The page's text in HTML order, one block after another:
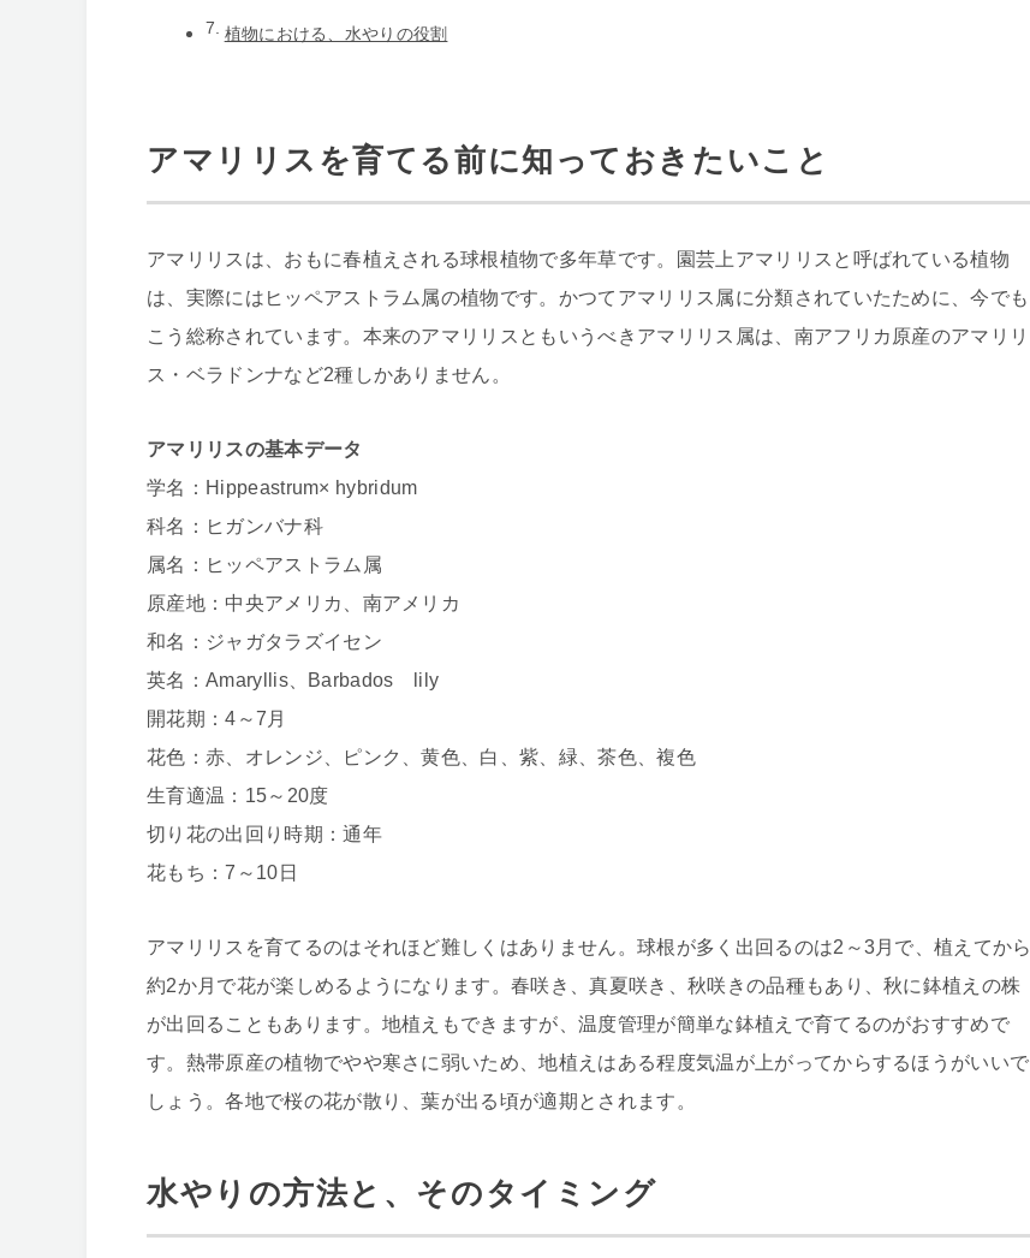
植物における、水やりの役割
アマリリスを育てる前に知っておきたいこと
アマリリスは、おもに春植えされる球根植物で多年草です。園芸上アマリリスと呼ばれている植物
は、実際にはヒッペアストラム属の植物です。かつてアマリリス属に分類されていたために、今でも
こう総称されています。本来のアマリリスともいうべきアマリリス属は、南アフリカ原産のアマリリ
ス・ベラドンナなど2種しかありません。
アマリリスの基本データ
学名：Hippeastrum× hybridum
科名：ヒガンバナ科
属名：ヒッペアストラム属
原産地：中央アメリカ、南アメリカ
和名：ジャガタラズイセン
英名：Amaryllis、Barbados lily
開花期：4～7月
花色：赤、オレンジ、ピンク、黄色、白、紫、緑、茶色、複色
生育適温：15～20度
切り花の出回り時期：通年
花もち：7～10日
アマリリスを育てるのはそれほど難しくはありません。球根が多く出回るのは2～3月で、植えてから
約2か月で花が楽しめるようになります。春咲き、真夏咲き、秋咲きの品種もあり、秋に鉢植えの株
が出回ることもあります。地植えもできますが、温度管理が簡単な鉢植えで育てるのがおすすめで
す。熱帯原産の植物でやや寒さに弱いため、地植えはある程度気温が上がってからするほうがいいで
しょう。各地で桜の花が散り、葉が出る頃が適期とされます。
水やりの方法と、そのタイミング